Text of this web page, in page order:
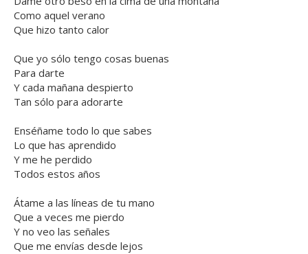
Como aquel verano
Que hizo tanto calor
Que yo sólo tengo cosas buenas
Para darte
Y cada mañana despierto
Tan sólo para adorarte
Enséñame todo lo que sabes
Lo que has aprendido
Y me he perdido
Todos estos años
Átame a las líneas de tu mano
Que a veces me pierdo
Y no veo las señales
Que me envías desde lejos